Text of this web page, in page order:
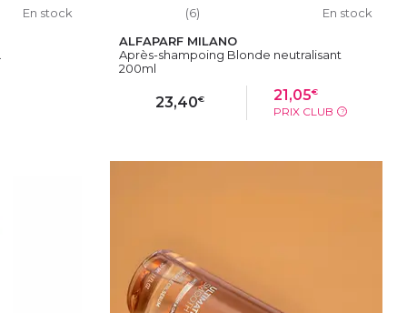
En stock (6)
En stock
ALFAPARF MILANO
Après-shampoing Blonde neutralisant
200ml
23,40€ 21,05€
PRIX CLUB ?